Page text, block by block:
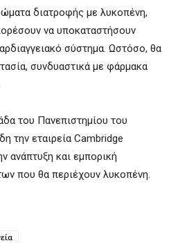
διατροφής με λυκοπένη,
να υποκαταστήσουν
σύστημα. Ωστόσο, θα
συνδυαστικά με φάρμακα
του Πανεπιστημίου του
την εταιρεία Cambridge
ανάπτυξη και εμπορική
που θα περιέχουν λυκοπένη.